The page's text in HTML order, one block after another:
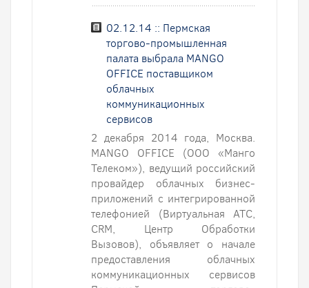
02.12.14 :: Пермская
торгово-промышленная
палата выбрала MANGO
OFFICE поставщиком
облачных
коммуникационных
сервисов
2 декабря 2014 года, Москва.
MANGO OFFICE (ООО «Манго
Телеком»), ведущий российский
провайдер облачных бизнес-
приложений с интегрированной
телефонией (Виртуальная АТС,
CRM, Центр Обработки
Вызовов), объявляет о начале
предоставления облачных
коммуникационных сервисов